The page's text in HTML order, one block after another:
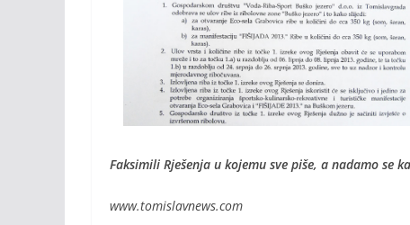
Faksimili Rješenja u kojemu sve piše, a nadamo se
www.tomislavnews.com